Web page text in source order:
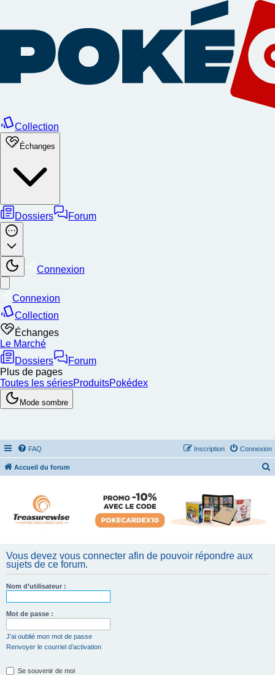
FAQ Connexion
Inscription
Accueil du forum
Vous devez vous connecter afin de pouvoir répondre aux
sujets de ce forum.
Nom d’utilisateur :
Mot de passe :
J’ai oublié mon mot de passe
Renvoyer le courriel d’activation
Se souvenir de moi